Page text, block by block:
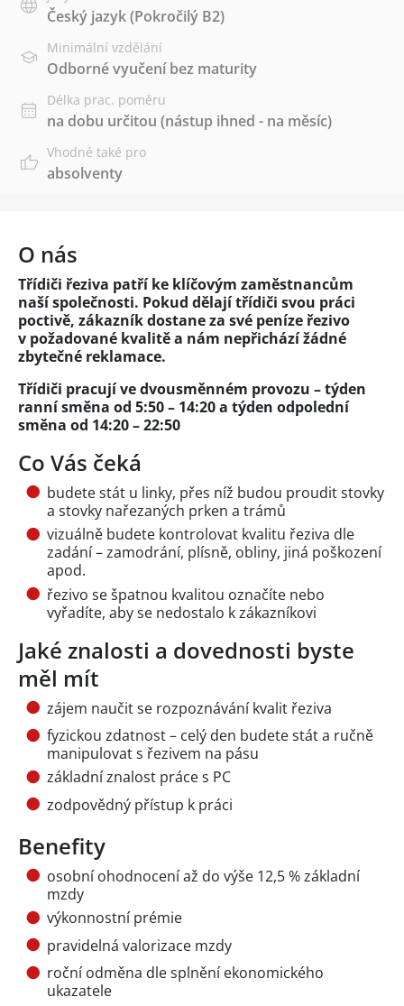
Český jazyk(Pokročilý B2)
Minimální vzdělání
Odborné vyučení bez maturity
Délka prac. poměru
na dobu určitou (nástup ihned - na měsíc)
Vhodné také pro
absolventy
O nás
Třídiči řeziva patří ke klíčovým zaměstnancům
naší společnosti. Pokud dělají třídiči svou práci
poctivě, zákazník dostane za své peníze řezivo
v požadované kvalitě a nám nepřichází žádné
zbytečné reklamace.
Třídiči pracují ve dvousměnném provozu – týden
ranní směna od 5:50 – 14:20 a týden odpolední
směna od 14:20 – 22:50
Co Vás čeká
budete stát u linky, přes níž budou proudit stovky
a stovky nařezaných prken a trámů
vizuálně budete kontrolovat kvalitu řeziva dle
zadání – zamodrání, plísně, obliny, jiná poškození
apod.
řezivo se špatnou kvalitou označíte nebo
vyřadíte, aby se nedostalo k zákazníkovi
Jaké znalosti a dovednosti byste
měl mít
zájem naučit se rozpoznávání kvalit řeziva
fyzickou zdatnost – celý den budete stát a ručně
manipulovat s řezivem na pásu
základní znalost práce s PC
zodpovědný přístup k práci
Benefity
osobní ohodnocení až do výše 12,5 % základní
mzdy
výkonnostní prémie
pravidelná valorizace mzdy
roční odměna dle splnění ekonomického
ukazatele